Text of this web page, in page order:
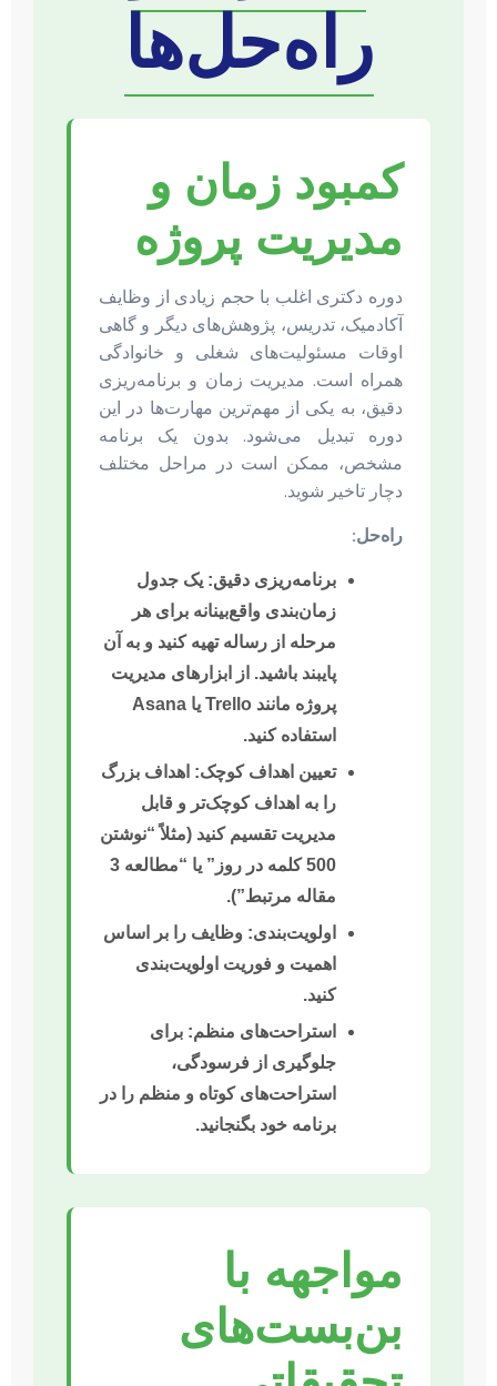
راه‌حل‌ها
کمبود زمان و
مدیریت پروژه
دوره دکتری اغلب با حجم زیادی از وظایف
آکادمیک، تدریس، پژوهش‌های دیگر و گاهی
اوقات مسئولیت‌های شغلی و خانوادگی
همراه است. مدیریت زمان و برنامه‌ریزی
دقیق، به یکی از مهم‌ترین مهارت‌ها در این
دوره تبدیل می‌شود. بدون یک برنامه
مشخص، ممکن است در مراحل مختلف
دچار تاخیر شوید.
راه‌حل:
برنامه‌ریزی دقیق: یک جدول
زمان‌بندی واقع‌بینانه برای هر
مرحله از رساله تهیه کنید و به آن
پایبند باشید. از ابزارهای مدیریت
پروژه مانند Trello یا Asana
استفاده کنید.
تعیین اهداف کوچک: اهداف بزرگ
را به اهداف کوچک‌تر و قابل
مدیریت تقسیم کنید (مثلاً “نوشتن
500 کلمه در روز” یا “مطالعه 3
مقاله مرتبط”).
اولویت‌بندی: وظایف را بر اساس
اهمیت و فوریت اولویت‌بندی
کنید.
استراحت‌های منظم: برای
جلوگیری از فرسودگی،
استراحت‌های کوتاه و منظم را در
برنامه خود بگنجانید.
مواجهه با
بن‌بست‌های